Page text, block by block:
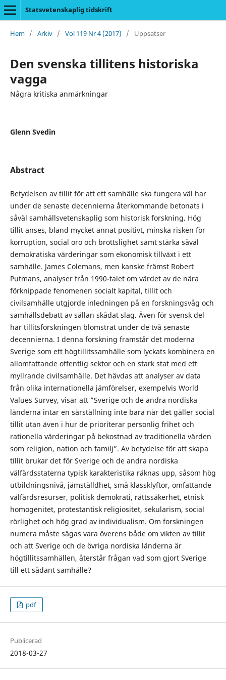
Statsvetenskaplig tidskrift
Hem / Arkiv / Vol 119 Nr 4 (2017) / Uppsatser
Den svenska tillitens historiska
vagga
Några kritiska anmärkningar
Glenn Svedin
Abstract
Betydelsen av tillit för att ett samhälle ska fungera väl har
under de senaste decennierna återkommande betonats i
såväl samhällsvetenskaplig som historisk forskning. Hög
tillit anses, bland mycket annat positivt, minska risken för
korruption, social oro och brottslighet samt stärka såväl
demokratiska värderingar som ekonomisk tillväxt i ett
samhälle. James Colemans, men kanske främst Robert
Putmans, analyser från 1990-talet om värdet av de nära
förknippade fenomenen socialt kapital, tillit och
civilsamhälle utgjorde inledningen på en forskningsvåg och
samhällsdebatt av sällan skådat slag. Även för svensk del
har tillitsforskningen blomstrat under de två senaste
decennierna. I denna forskning framstår det moderna
Sverige som ett högtillitssamhälle som lyckats kombinera en
allomfattande offentlig sektor och en stark stat med ett
myllrande civilsamhälle. Det hävdas att analyser av data
från olika internationella jämförelser, exempelvis World
Values Survey, visar att ”Sverige och de andra nordiska
länderna intar en särställning inte bara när det gäller social
tillit utan även i hur de prioriterar personlig frihet och
rationella värderingar på bekostnad av traditionella värden
som religion, nation och familj”. Av betydelse för att skapa
tillit brukar det för Sverige och de andra nordiska
välfärdsstaterna typisk karakteristika räknas upp, såsom hög
utbildningsnivå, jämställdhet, små klassklyftor, omfattande
välfärdsresurser, politisk demokrati, rättssäkerhet, etnisk
homogenitet, protestantisk religiositet, sekularism, social
rörlighet och hög grad av individualism. Om forskningen
numera måste sägas vara överens både om vikten av tillit
och att Sverige och de övriga nordiska länderna är
högtillitssamhällen, återstår frågan vad som gjort Sverige
till ett sådant samhälle?
pdf
Publicerad
2018-03-27